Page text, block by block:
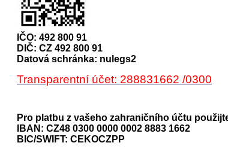
IČO: 492 800 91
DIČ: CZ 492 800 91
Datová schránka: nulegs2
Transparentní účet: 288831662 /0300
Pro platbu z vašeho zahraničního účtu
IBAN: CZ48 0300 0000 0002 8883 1662
BIC/SWIFT: CEKOCZPP